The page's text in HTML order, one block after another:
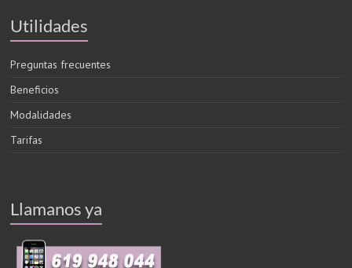
Utilidades
Preguntas frecuentes
Beneficios
Modalidades
Tarifas
Llamanos ya